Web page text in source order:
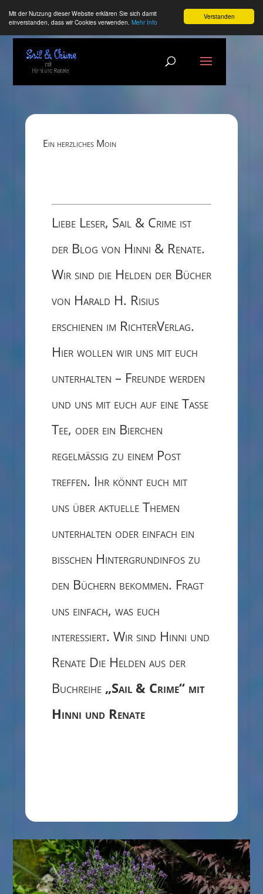
Verstanden
Mit der Nutzung dieser Website erklären Sie sich damit
einverstanden, dass wir Cookies verwenden. Mehr Info
Ein herzliches Moin
Liebe Leser, Sail & Crime ist
der Blog von Hinni & Renate.
Wir sind die Helden der Bücher
von Harald H. Risius
erschienen im RichterVerlag.
Hier wollen wir uns mit euch
unterhalten – Freunde werden
und uns mit euch auf eine Tasse
Tee, oder ein Bierchen
regelmäßig zu einem Post
treffen. Ihr könnt euch mit
uns über aktuelle Themen
unterhalten oder einfach ein
bisschen Hintergrundinfos zu
den Büchern bekommen. Fragt
uns einfach, was euch
interessiert. Wir sind Hinni und
Renate Die Helden aus der
Buchreihe „Sail & Crime“ mit
Hinni und Renate